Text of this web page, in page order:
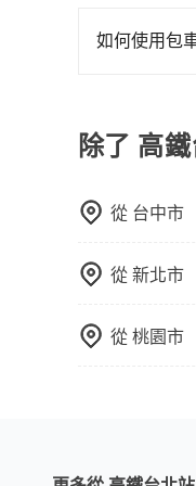
絕大多數乘
也都經過細
如何使用包
驗當地的生活
幕，並且可以
除了 高
從 台中市
從新北市
從桃園市